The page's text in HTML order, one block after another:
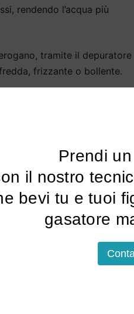
rendendo l’acqua più
tramite il depuratore
frizzante o bollente.
tutti i
salute e per il nostro
eliminiamo eventuali
Prendi
bevi tu e tuoi
gasatore